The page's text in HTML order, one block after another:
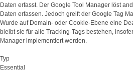
Daten erfasst. Der Google Tool Manager löst
Daten erfassen. Jedoch greift der Google Tag
Wurde auf Domain- oder Cookie-Ebene eine
bleibt sie für alle Tracking-Tags bestehen,
Manager implementiert werden.
Typ
Essential